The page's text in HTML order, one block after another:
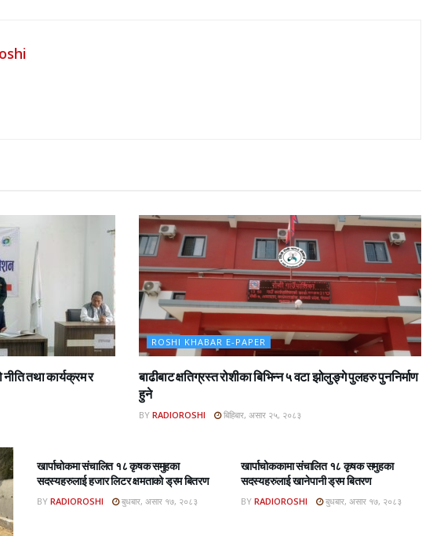
तथा कार्यक्रम र
ROSHI KHABAR E-PAPER
बाढीबाट क्षतिग्रस्त रोशीका बिभिन्न ५ वटा झोलुङ्गे पुलहरु पुननिर्माण
हुने
BY RADIOROSHI बिहिबार, असार २५, २०८३
खार्पाचोकमा संचालित १८ कृषक समुहका
सदस्यहरुलाई हजार लिटर क्षमताको ड्रम बितरण
BY RADIOROSHI बुधबार, असार १७, २०८३
खार्पाचोककामा संचालित १८ कृषक समुहका
सदस्यहरुलाई खानेपानी ड्रम बितरण
BY RADIOROSHI बुधबार, असार १७, २०८३